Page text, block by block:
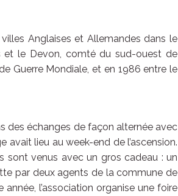
Anglaises et Allemandes dans le
et le Devon, comté du sud-ouest de
Guerre Mondiale, et en 1986 entre le
des échanges de façon alternée avec
lieu au week-end de l’ascension.
sont venus avec un gros cadeau : un
par deux agents de la commune de
l’association organise une foire